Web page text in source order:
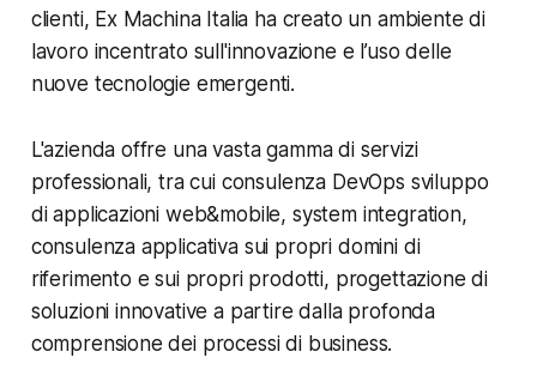
clienti, Ex Machina Italia ha creato un ambiente di
lavoro incentrato sull'innovazione e l’uso delle
nuove tecnologie emergenti.
L'azienda offre una vasta gamma di servizi
professionali, tra cui consulenza DevOps sviluppo
di applicazioni web&mobile, system integration,
consulenza applicativa sui propri domini di
riferimento e sui propri prodotti, progettazione di
soluzioni innovative a partire dalla profonda
comprensione dei processi di business.